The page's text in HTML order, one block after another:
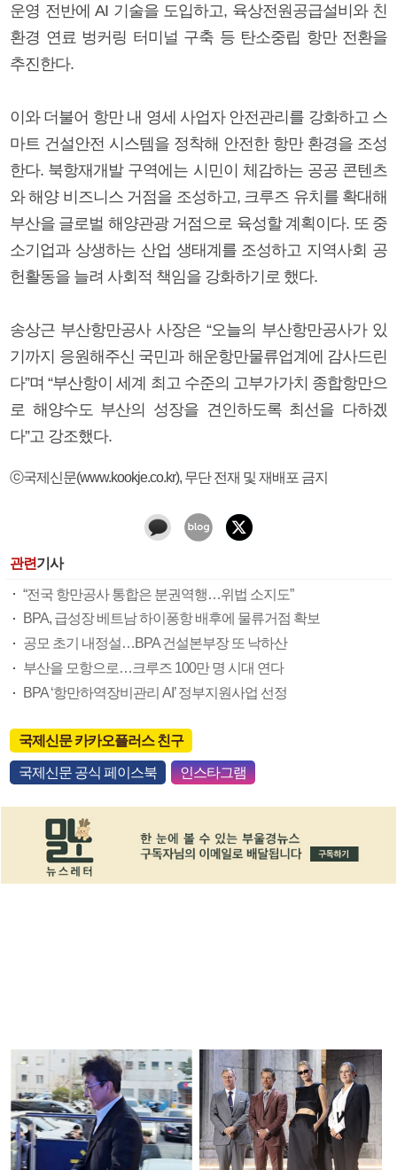
운영 전반에 AI 기술을 도입하고, 육상전원공급설비와 친
환경 연료 벙커링 터미널 구축 등 탄소중립 항만 전환을
추진한다.
이와 더불어 항만 내 영세 사업자 안전관리를 강화하고 스
마트 건설안전 시스템을 정착해 안전한 항만 환경을 조성
한다. 북항재개발 구역에는 시민이 체감하는 공공 콘텐츠
와 해양 비즈니스 거점을 조성하고, 크루즈 유치를 확대해
부산을 글로벌 해양관광 거점으로 육성할 계획이다. 또 중
소기업과 상생하는 산업 생태계를 조성하고 지역사회 공
헌활동을 늘려 사회적 책임을 강화하기로 했다.
송상근 부산항만공사 사장은 “오늘의 부산항만공사가 있
기까지 응원해주신 국민과 해운항만물류업계에 감사드린
다”며 “부산항이 세계 최고 수준의 고부가가치 종합항만으
로 해양수도 부산의 성장을 견인하도록 최선을 다하겠
다”고 강조했다.
ⓒ국제신문(www.kookje.co.kr), 무단 전재 및 재배포 금지
관련기사
“전국 항만공사 통합은 분권역행…위법 소지도”
BPA, 급성장 베트남 하이퐁항 배후에 물류거점 확보
공모 초기 내정설…BPA 건설본부장 또 낙하산
부산을 모항으로…크루즈 100만 명 시대 연다
BPA ‘항만하역장비관리 AI’ 정부지원사업 선정
국제신문 카카오플러스 친구
국제신문 공식 페이스북 인스타그램